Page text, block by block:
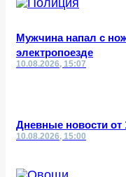
Мужчина напал с
электропоезде
10.08.2026, 15:07
Дневные новости от
10.08.2026, 15:00